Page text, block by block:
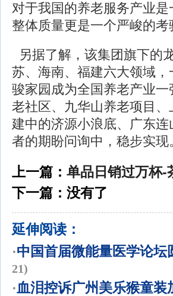
对于我国的养老服务产业
整体质量更是一个严峻的考
另据了解，该集团旗下的
苏、海南、福建六大领域
骏家园成为全国养老产业
老社区、九华山养老项目
建中的济源小浪底、广东
者的期盼问询中，稳步实现
上一篇： 单品日销过万杯-
下一篇：没有了
延伸阅读：
·中国首届微能量医学论
21)
·血泪控诉广州美乐猴童